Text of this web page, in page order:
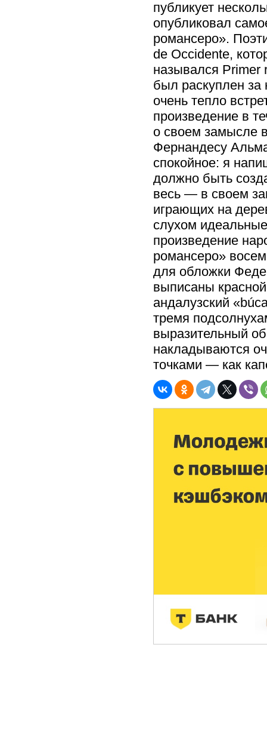
публикует
опубликовал
романсеро».
de Occidente,
назывался Primer
был раскуплен за
очень тепло
произведение в
о своем замысле
Фернандесу
спокойное: я
должно быть
весь — в своем
играющих на
слухом
произведение
романсеро»
для обложки
выписаны
андалузский
тремя
выразительный
накладываются
точками — как